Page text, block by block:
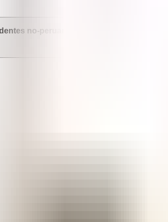
si no soy ciudadana peruana? ¿Hay servicios de aborto disponibles para los residentes no-